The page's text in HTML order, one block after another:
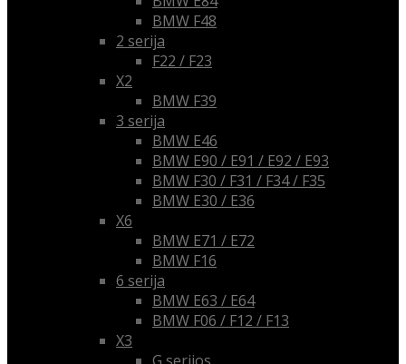
BMW F48
2 serija
F22 / F23
X2
BMW F39
3 serija
BMW E46
BMW E90 / E91 / E92 / E93
BMW F30 / F31 / F34 / F35
BMW E30 / E36
X6
BMW E71 / E72
BMW F16
6 serija
BMW E63 / E64
BMW F06 / F12 / F13
X3